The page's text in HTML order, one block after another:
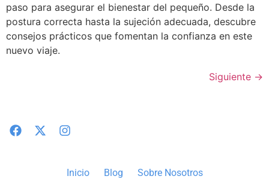
paso para asegurar el bienestar del pequeño. Desde la
postura correcta hasta la sujeción adecuada, descubre
consejos prácticos que fomentan la confianza en este
nuevo viaje.
Siguiente →
Inicio Blog Sobre Nosotros